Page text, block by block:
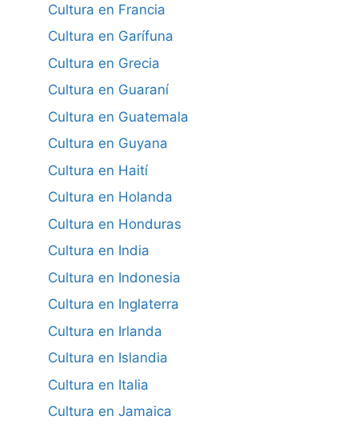
Cultura en Francia
Cultura en Garífuna
Cultura en Grecia
Cultura en Guaraní
Cultura en Guatemala
Cultura en Guyana
Cultura en Haití
Cultura en Holanda
Cultura en Honduras
Cultura en India
Cultura en Indonesia
Cultura en Inglaterra
Cultura en Irlanda
Cultura en Islandia
Cultura en Italia
Cultura en Jamaica